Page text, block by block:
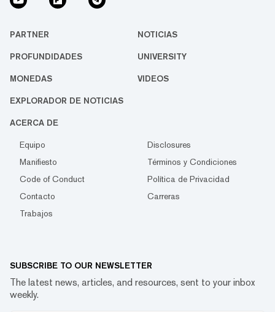
PARTNER NOTICIAS
PROFUNDIDADES UNIVERSITY
MONEDAS VIDEOS
EXPLORADOR DE NOTICIAS
ACERCA DE
Equipo
Disclosures
Manifiesto
Términos y Condiciones
Code of Conduct
Política de Privacidad
Contacto
Carreras
Trabajos
SUBSCRIBE TO OUR NEWSLETTER
The latest news, articles, and resources, sent to your inbox
weekly.